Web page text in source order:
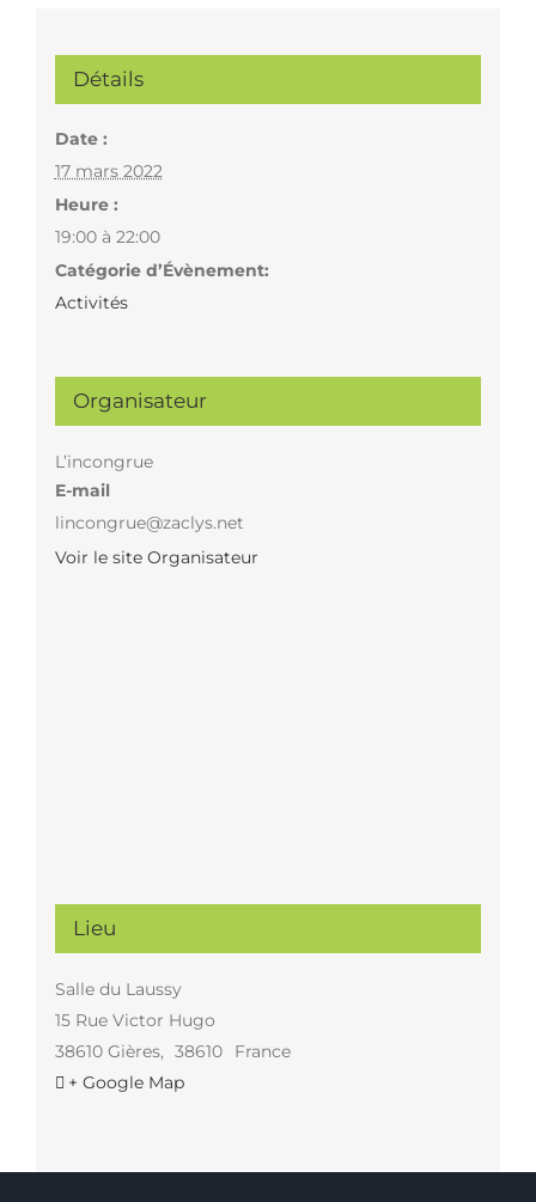
Détails
Date :
17 mars 2022
Heure :
19:00 à 22:00
Catégorie d’Évènement:
Activités
Organisateur
L’incongrue
E-mail
lincongrue@zaclys.net
Voir le site Organisateur
Lieu
Salle du Laussy
15 Rue Victor Hugo
38610 Gières, 38610
France
+ Google Map